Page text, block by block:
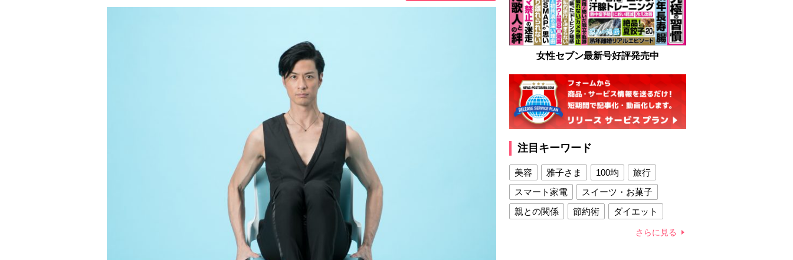
女性セブン最新号好評発売中
注目キーワード
美容 雅子さま 100均
旅行
スマート家電
スイーツ・お菓子
親との関係
節約術
ダイエット
さらに見る